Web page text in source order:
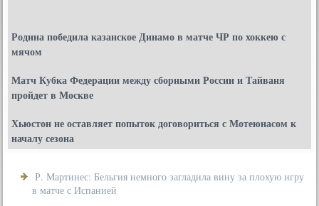
Родина победила казанское Динамо в матче ЧР по хоккею с
мячом
Матч Кубка Федерации между сборными России и Тайваня
пройдет в Москве
Хьюстон не оставляет попыток договориться с Мотеюнасом к
началу сезона
Р. Мартинес: Бельгия немного загладила вину за плохую игру
в матче с Испанией